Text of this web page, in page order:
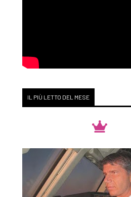
IL PIÙ LETTO DEL MESE